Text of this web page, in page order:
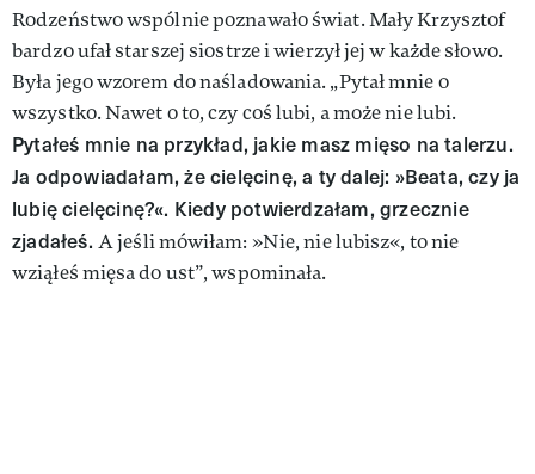
Rodzeństwo wspólnie poznawało świat. Mały Krzysztof
bardzo ufał starszej siostrze i wierzył jej w każde słowo.
Była jego wzorem do naśladowania. „Pytał mnie o
wszystko. Nawet o to, czy coś lubi, a może nie lubi.
Pytałeś mnie na przykład, jakie masz mięso na talerzu.
Ja odpowiadałam, że cielęcinę, a ty dalej: »Beata, czy ja
lubię cielęcinę?«. Kiedy potwierdzałam, grzecznie
zjadałeś. A jeśli mówiłam: »Nie, nie lubisz«, to nie
wziąłeś mięsa do ust”, wspominała.